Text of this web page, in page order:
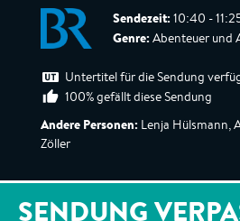
Sendezeit: 10:40 -
Genre: Abenteuer und
Untertitel für die Sendung
100% gefällt diese Sendung
Andere Personen: Lenja Hülsmann,
Zöller
SENDUNG